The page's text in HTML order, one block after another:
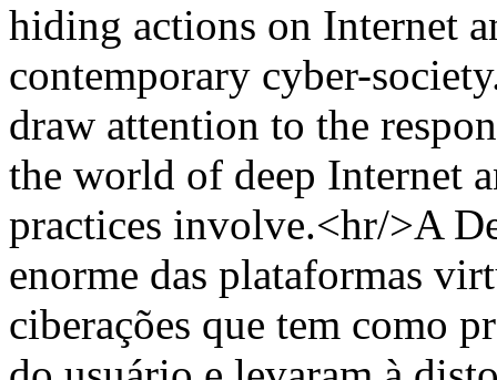
hiding actions on Internet
contemporary cyber-
draw attention to the
the world of deep Internet
practices involve.<hr/>A
enorme das plataformas
ciberações que tem como